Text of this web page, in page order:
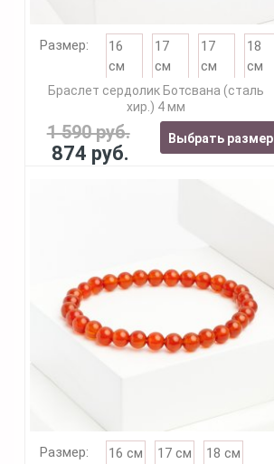
Размер:
16
см
17
см
17
см
18
см
Браслет сердолик Ботсвана (сталь
хир.) 4 мм
1 590 руб.
874 руб.
Выбрать размер
Размер: 16 см 17 см 18 см